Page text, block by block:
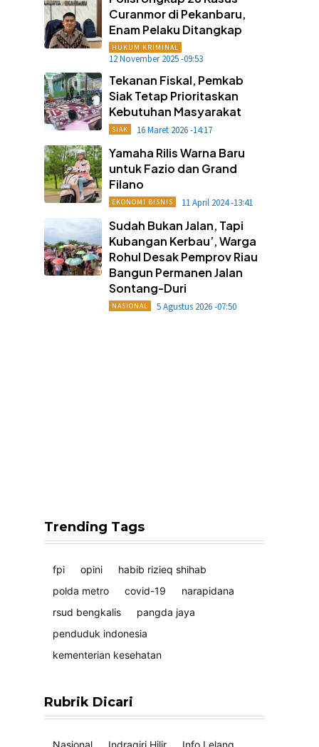
Curanmor di Pekanbaru,
Enam Pelaku Ditangkap
HUKUM KRIMINAL
12 November 2025 -09:53
Tekanan Fiskal, Pemkab
Siak Tetap Prioritaskan
Kebutuhan Masyarakat
SIAK 16 Maret 2026 -14:17
Yamaha Rilis Warna Baru
untuk Fazio dan Grand
Filano
EKONOMI BISNIS 11 April 2024 -13:41
Sudah Bukan Jalan, Tapi
Kubangan Kerbau’, Warga
Rohul Desak Pemprov Riau
Bangun Permanen Jalan
Sontang-Duri
NASIONAL 5 Agustus 2026 -07:50
Trending Tags
fpi opini
habib rizieq shihab
polda metro
covid-19
narapidana
rsud bengkalis
pangda jaya
penduduk indonesia
kementerian kesehatan
Rubrik Dicari